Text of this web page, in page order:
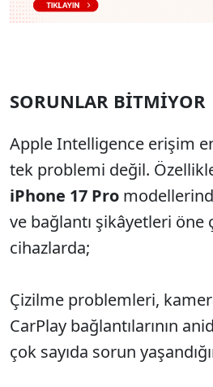
SORUNLAR BİTMİYOR
Apple Intelligence erişim
tek problemi değil.
iPhone 17 Pro
ve bağlantı şikâyetleri öne
cihazlarda;
Çizilme problemleri,
CarPlay bağlantılarının
çok sayıda sorun